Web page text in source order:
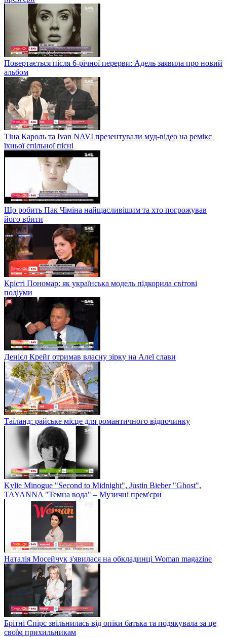
Повертається після 6-річної перерви: Адель заявила про новий
альбом
Тіна Кароль та Ivan NAVI презентували муд-відео на ремікс
їхньої спільної пісні
Що робить Пак Чіміна найщасливішим та хто погрожував
його вбити
Крісті Пономар: як українська модель підкорила світові
подіуми
Денієл Крейґ отримав власну зірку на Алеї слави
Таїланд: райське місце для романтичного відпочинку
Kylie Minogue "Second to Midnight", Justin Bieber "Ghost",
TAYANNA "Темна вода" – Музичні прем'єри
Наталія Мосейчук з'явилася на обкладинці Woman magazine
Брітні Спірс звільнилась від опіки батька та подякувала за це
своїм прихильникам